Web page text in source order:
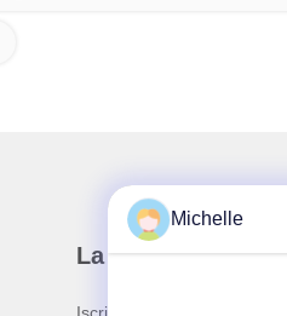
La nostra
Michelle